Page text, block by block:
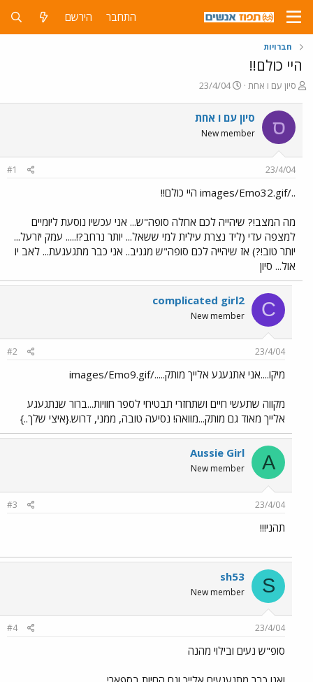
התחבר הירשם
חברויות
היי כולם!!
פ
ח
ה
ו
ש
סיון עם ו אחת
פ
ס
ם
ת
י
23/4/04
ס סיון עם ו אחת
New member
23/4/04
#1
../images/Emo32.gif היי כולם!!
מה המצב!? שיהייה לכם אחלה סופה"ש... אני עכשיו נוסעת ליומיים
למצפה עדי (ליד נצרת עילית למי ששאל... יותר נרחב?!..... עמק יזרעל...
יותר טוב!?) אז שיהייה לכם סופה"ש מגניב.. אני כבר מתגעגעת... לאב יו
אול... סיון
C
complicated girl2
New member
23/4/04
#2
מיקו....אני אתגעגע אלייך מותק...../images/Emo9.gif
מקווה שתעשי חיים ושתחזרי תבטיחי לספר חוויות...ברור שנתגעגע
אלייך מאוד גם מותק...מוואה! נסיעה טובה, ממני, דרוש.{איצי שלך..}
A
Aussie Girl
New member
23/4/04
#3
תהני!!!
S
sh53
New member
23/4/04
#4
סופ"ש נעים ובילוי מהנה